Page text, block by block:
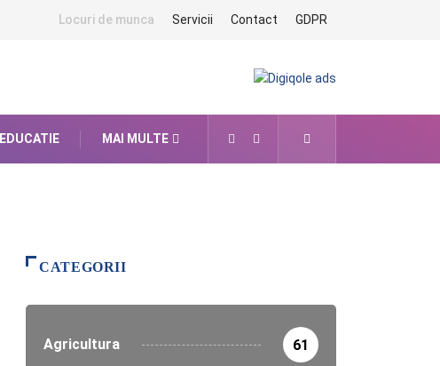
Locuri de munca Servicii Contact GDPR
EDUCATIE MAI MULTE
CATEGORII
Agricultura 61